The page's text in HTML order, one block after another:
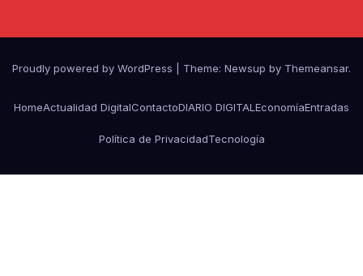
Proudly powered by WordPress Theme: Newsup by Themeansar.
HomeActualidad DigitalContactoDIARIO DIGITALEconomíaEntradas
Política de PrivacidadTecnología